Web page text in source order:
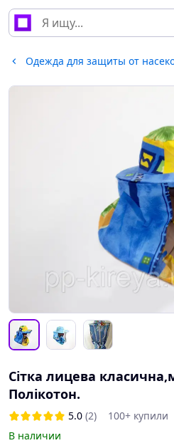
Одежда для защиты от
Сітка лицева
Полікотон.
5.0 (2)
100+ купили
В наличии